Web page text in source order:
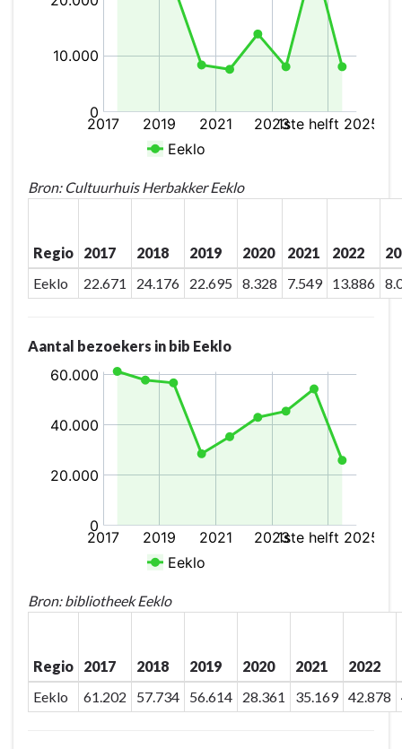
Bron: Cultuurhuis Herbakker Eeklo
Regio 2017 2018 2019 2020 2021 2022
Eeklo
22.671 24.176 22.695 8.328 7.549 13.886
Aantal bezoekers in bib Eeklo
Bron: bibliotheek Eeklo
Regio 2017 2018 2019 2020 2021 2022
Eeklo
61.202 57.734 56.614 28.361 35.169 42.878